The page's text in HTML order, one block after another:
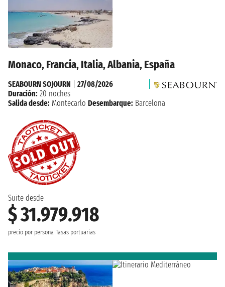
Monaco, Francia, Italia, Albania, España
Suite desde
$ 31.979.918
precio por persona Tasas portuarias
SEABOURN SOJOURN
27/08/2026
Duración: 20 noches
Salida desde: Montecarlo Desembarque: Barcelona